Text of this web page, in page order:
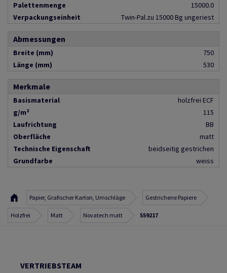
Palettenmenge
15000.0
Verpackungseinheit
Twin-Pal.zu 15000 Bg ungeriest
Abmessungen
Breite (mm)
750
Länge (mm)
530
Merkmale
Basismaterial
holzfrei ECF
g/m²
115
Laufrichtung
BB
Oberfläche
matt
Technische Eigenschaft
beidseitig gestrichen
Grundfarbe
weiss
Papier, Grafischer Karton, Umschläge Gestrichene Papiere
Holzfrei Matt Novatech matt 559217
VERTRIEBSTEAM